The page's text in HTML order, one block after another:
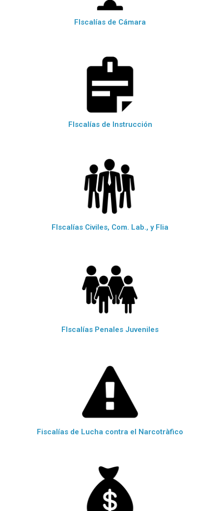
FIscalías de Cámara
FIscalías de Instrucción
FIscalías Civiles, Com. Lab., y Flia
FIscalías Penales Juveniles
Fiscalías de Lucha contra el Narcotràfico